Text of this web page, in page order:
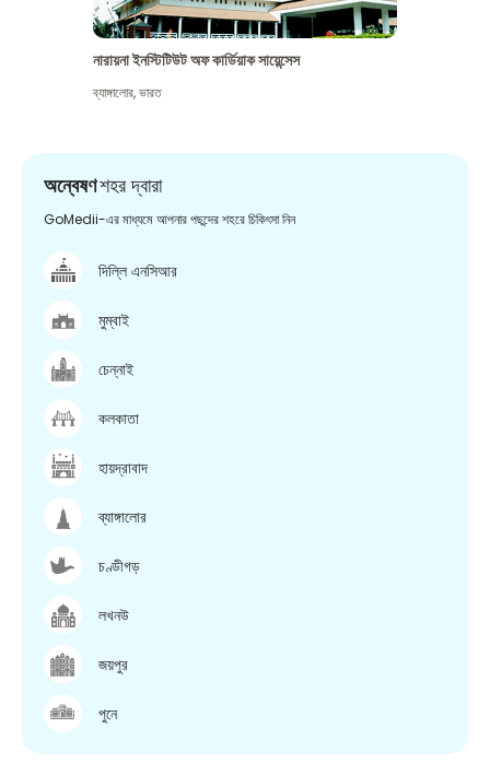
নারায়না ইনস্টিটিউট অফ কার্ডিয়াক সায়েন্সেস
ব্যাঙ্গালোর,ভারত
অন্বেষণশহর দ্বারা
GoMedii-এর মাধ্যমে আপনার পছন্দের শহরে চিকিৎসা নিন
দিল্লি এনসিআর
মুম্বাই
চেন্নাই
কলকাতা
হায়দ্রাবাদ
ব্যাঙ্গালোর
চণ্ডীগড়
লখনউ
জয়পুর
পুনে